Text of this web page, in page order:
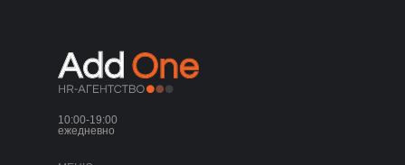
Подбор персонала
Подбор по профессиям
HR-директор + подбор
Подбор команды продаж
10:00-19:00
ежедневно